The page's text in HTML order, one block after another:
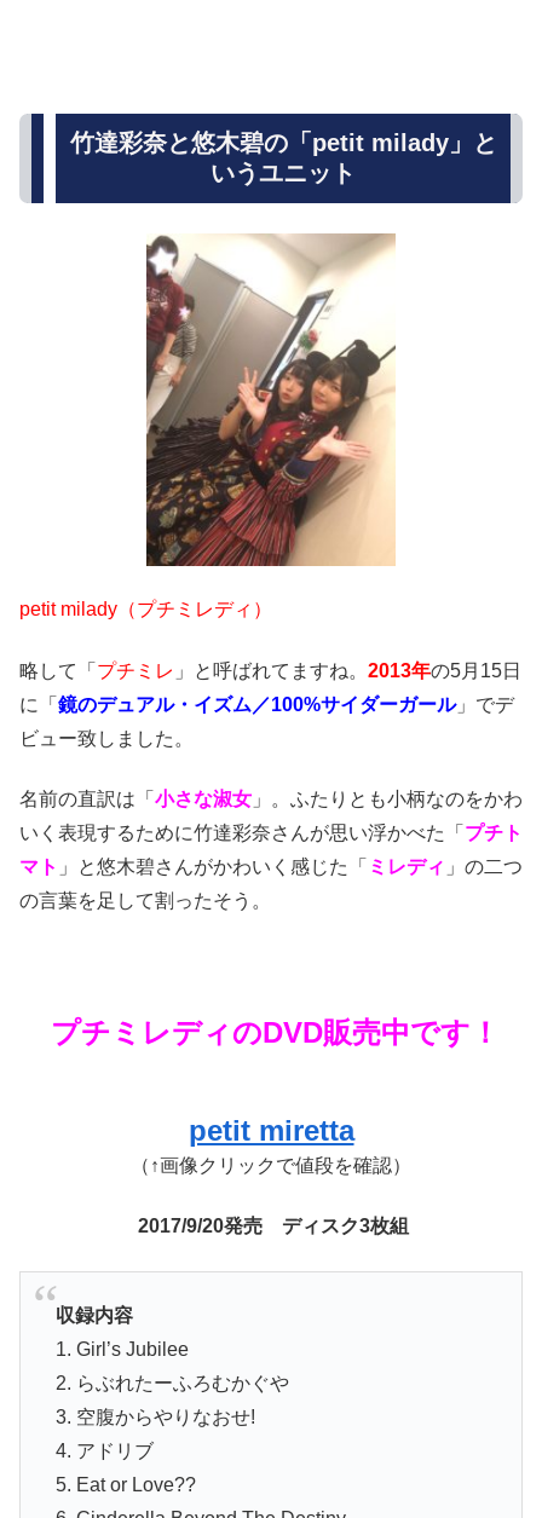
竹達彩奈と悠木碧の「petit milady」と
いうユニット
petit milady（プチミレディ）
略して「 プチミレ 」と呼ばれてますね。 2013年の5月15日
に「 鏡のデュアル・イズム／100%サイダーガール」でデ
ビュー致しました。
名前の直訳は「 小さな淑女 」。ふたりとも小柄なのをかわ
いく表現するために竹達彩奈さんが思い浮かべた「 プチト
マト 」と悠木碧さんがかわいく感じた「 ミレディ 」の二つ
の言葉を足して割ったそう。
プチミレディのDVD販売中です！
petit miretta
（↑画像クリックで値段を確認）
2017/9/20発売 ディスク3枚組
収録内容
1. Girl’s Jubilee
2. らぶれたーふろむかぐや
3. 空腹からやりなおせ!
4. アドリブ
5. Eat or Love??